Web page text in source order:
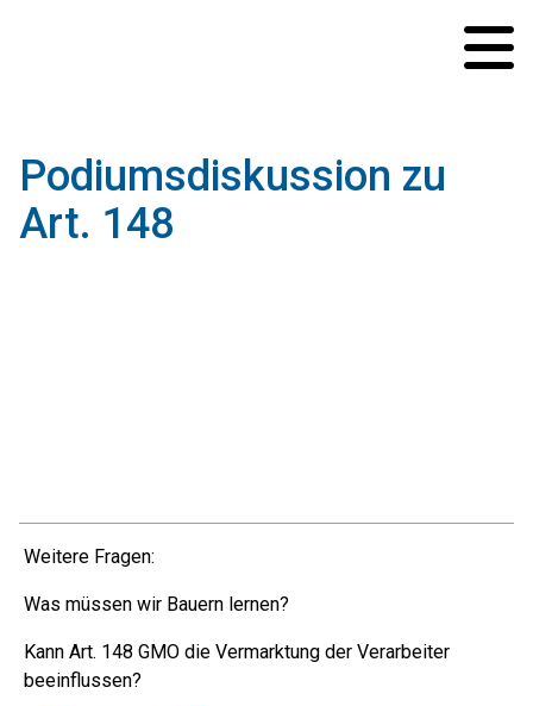
Podiumsdiskussion zu
Art. 148
Weitere Fragen:
Was müssen wir Bauern lernen?
Kann Art. 148 GMO die Vermarktung der Verarbeiter
beeinflussen?